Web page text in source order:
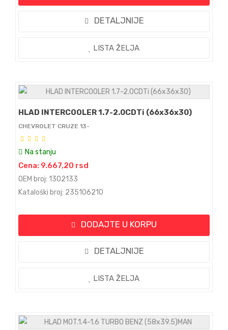
DETALJNIJE
LISTA ŽELJA
HLAD INTERCOOLER 1.7-2.0CDTi (66x36x30)
CHEVROLET CRUZE 13-
Na stanju
Cena: 9.667,20 rsd
OEM broj: 1302133
Kataloški broj: 235106210
DODAJTE U KORPU
DETALJNIJE
LISTA ŽELJA